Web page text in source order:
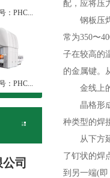
：PHC...
：PHC...
司
配，应将压
钢板压焊
常为350〜
子在较高的
的金属键。
金线上的
晶格形成
种类型的焊
从下方延
了钉状的焊
到另一端(